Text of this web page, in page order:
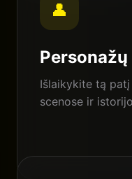
👤
Išlaikykite tą
scenose ir